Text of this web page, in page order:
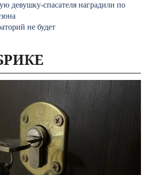
девушку-спасателя наградили по
не будет